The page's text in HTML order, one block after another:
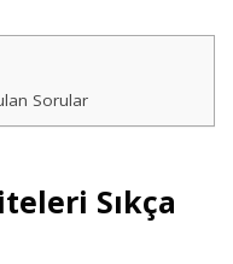
Sorular
Sıkça